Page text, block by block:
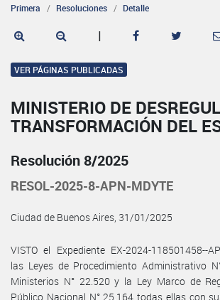
Primera Resoluciones Detalle
|
VER PÁGINAS PUBLICADAS
MINISTERIO DE
TRANSFORMACIÓN DEL
Resolución 8/2025
RESOL-2025-8-APN-MDYTE
Ciudad de Buenos Aires, 31/01/2025
VISTO el Expediente EX-2024-118501458--
las Leyes de Procedimiento Administrativo
Ministerios N° 22.520 y la Ley Marco de
Público Nacional N° 25.164 todas ellas con